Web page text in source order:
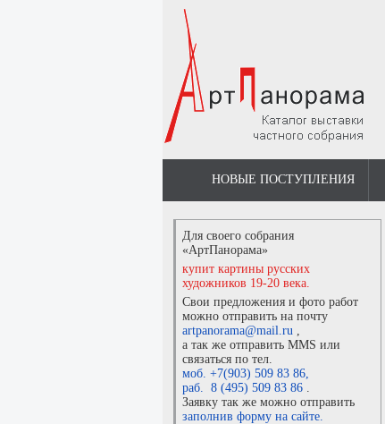
НОВЫЕ ПОСТУПЛЕНИЯ
Для своего собрания
«АртПанорама»
купит картины русских
художников 19-20 века.
Свои предложения и фото работ
можно отправить на почту
artpanorama@mail.ru ,
а так же отправить MMS или
связаться по тел.
моб. +7(903) 509 83 86,
раб. 8 (495) 509 83 86 .
Заявку так же можно отправить
заполнив форму на сайте.